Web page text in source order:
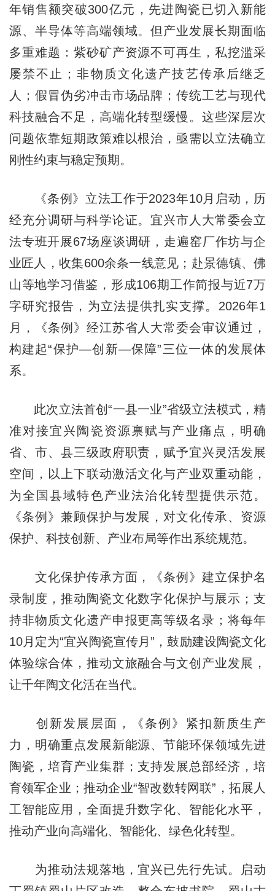
年销售额突破300亿元，先进陶瓷已切入新能
源、半导体等高端领域。但产业发展长期面临
多重难题：紫砂矿产资源不可再生，私挖滥采
屡禁不止；非物质文化遗产技艺传承后继乏
人；假冒伪劣冲击市场品牌；传统工艺与现代
科技融合不足，高端化转型缓慢。这些深层次
问题依靠短期政策难以根治，亟需以立法确立
刚性约束与稳定预期。
《条例》立法工作于2023年10月启动，历
经充分调研与科学论证。宜兴市人大常委会立
法专班开展67场座谈调研，走遍窑厂作坊与企
业匠人，收集600余条一线意见；赴景德镇、佛
山等地学习借鉴，形成106期工作简报与近7万
字研究报告，为立法提供扎实支撑。2026年1
月，《条例》经江苏省人大常委会审议通过，
构建起“保护—创新—保障”三位一体的发展体
系。
此次立法首创“一县一业”省级立法模式，精
准对接宜兴陶瓷资源禀赋与产业痛点，明确
省、市、县三级政府职责，赋予宜兴灵活发展
空间，以上下联动激活文化与产业双重动能，
为全国县域特色产业法治化转型提供示范。
《条例》兼顾保护与发展，对文化传承、资源
保护、科技创新、产业布局等作出系统规范。
文化保护传承方面，《条例》建立保护名
录制度，推动陶瓷文化数字化保护与展示；支
持非物质文化遗产申报更高等级名录；将每年
10月定为“宜兴陶瓷宣传月”，鼓励建设陶瓷文化
体验综合体，推动文旅融合与文创产业发展，
让千年陶文化活在当代。
创新发展层面，《条例》紧扣新质生产
力，明确重点发展新能源、节能环保领域先进
陶瓷，培育产业集群；支持发展总部经济，培
育领军企业；推动企业“智改数转网联”，拓展人
工智能应用，全面提升数字化、智能化水平，
推动产业向高端化、智能化、绿色化转型。
为推动法规落地，宜兴已先行先试。启动